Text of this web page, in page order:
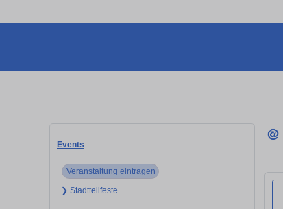
Events
Veranstaltung eintragen
❯ Stadtteilfeste